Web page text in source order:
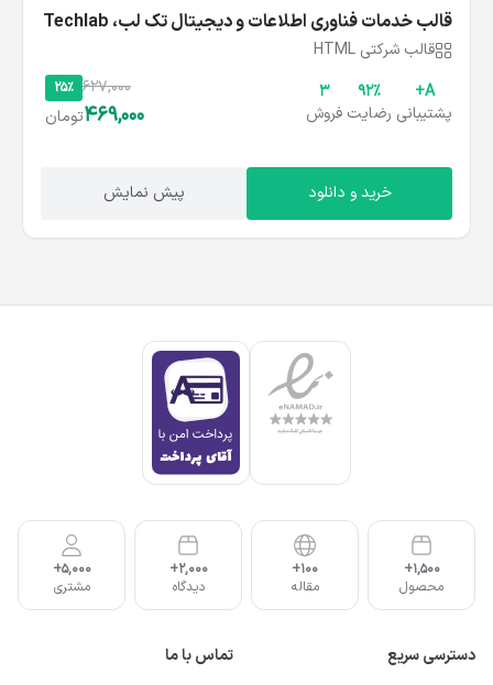
قالب خدمات فناوری اطلاعات و دیجیتال تک‌ لب، Techlab
قالب شرکتی HTML
A+
پشتیبانی
۹۲%
رضایت
3
فروش
25% 627,000
469,000تومان
خرید و دانلود پیش نمایش
1,500+
محصول
100+
مقاله
2,000+
دیدگاه
5,000+
مشتری
دسترسی سریع
تماس با ما